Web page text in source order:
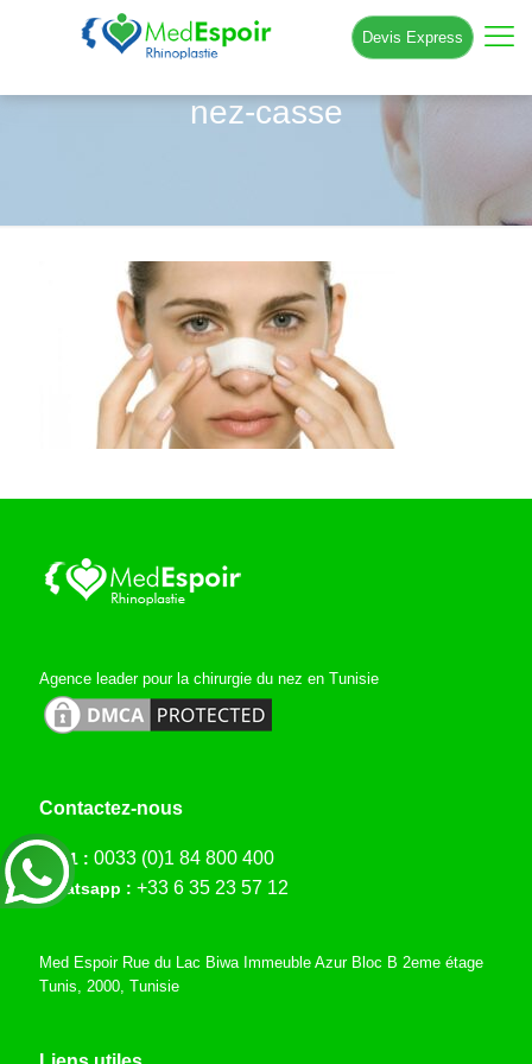
Devis Express
nez-casse
Agence leader pour la chirurgie du nez en Tunisie
Contactez-nous
Tél 1 : 0033 (0)1 84 800 400
Whatsapp : +33 6 35 23 57 12
Med Espoir Rue du Lac Biwa Immeuble Azur Bloc B 2eme étage
Tunis, 2000, Tunisie